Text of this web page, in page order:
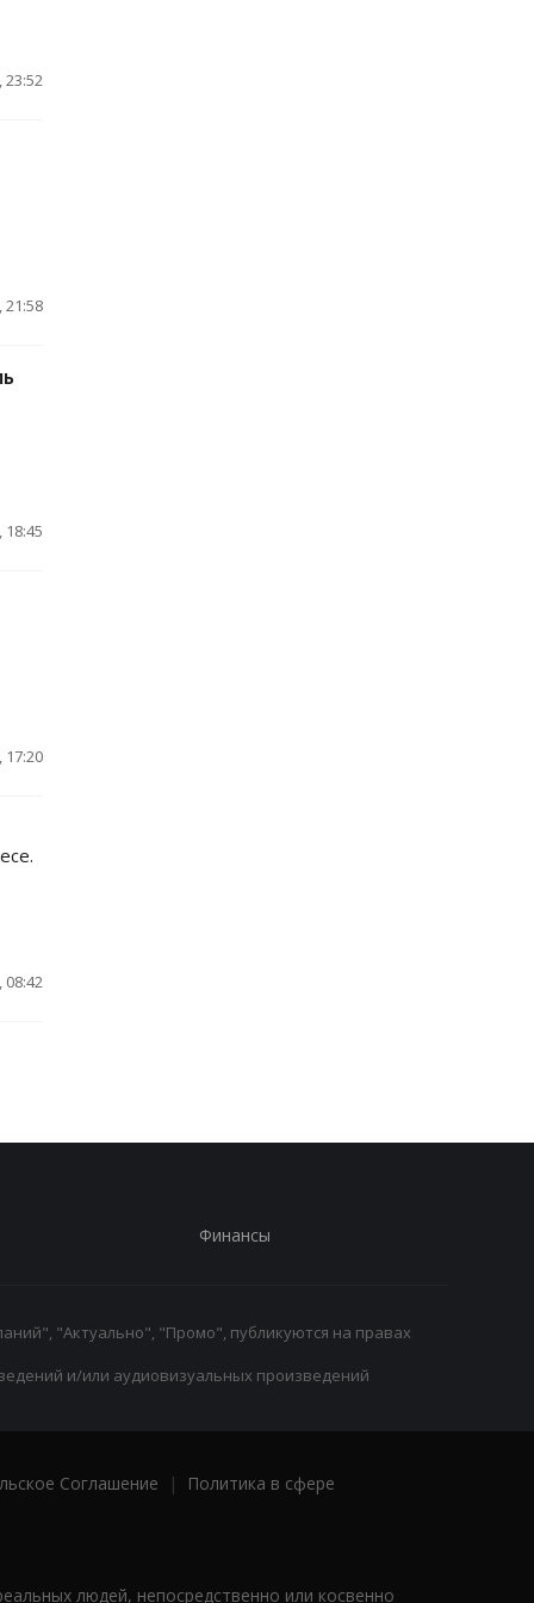
23:52
21:58
18:45
17:20
08:42
Финансы
"Актуально", "Промо", публикуются на правах
и/или аудиовизуальных произведений
Соглашение |
Политика в сфере
людей, непосредственно или косвенно